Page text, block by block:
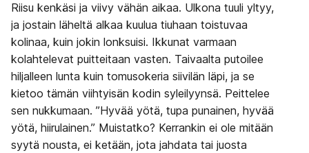
Riisu kenkäsi ja viivy vähän aikaa. Ulkona tuuli yltyy,
ja jostain läheltä alkaa kuulua tiuhaan toistuvaa
kolinaa, kuin jokin lonksuisi. Ikkunat varmaan
kolahtelevat puitteitaan vasten. Taivaalta putoilee
hiljalleen lunta kuin tomusokeria siivilän läpi, ja se
kietoo tämän viihtyisän kodin syleilyynsä. Peittelee
sen nukkumaan. ”Hyvää yötä, tupa punainen, hyvää
yötä, hiirulainen.” Muistatko? Kerrankin ei ole mitään
syytä nousta, ei ketään, jota jahdata tai juosta